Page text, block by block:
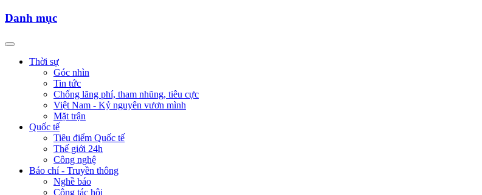
Danh mục
Thời sự
Góc nhìn
Tin tức
Chống lãng phí, tham nhũng, tiêu cực
Việt Nam - Kỷ nguyên vươn mình
Mặt trận
Quốc tế
Tiêu điểm Quốc tế
Thế giới 24h
Công nghệ
Báo chí - Truyền thông
Nghề báo
Công tác hội